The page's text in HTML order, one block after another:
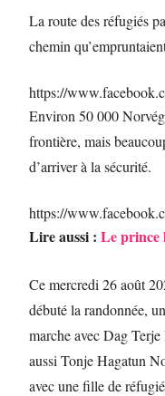
La route des réfugiés
chemin
https://
Environ 50 000
frontière, mais
d’arriver à la sécurité.
https://
Lire aussi : Le prince
Ce mercredi 26 août
débuté la randonnée,
marche avec Dag
aussi Tonje Hagatun
avec une fille de